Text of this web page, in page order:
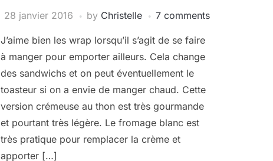
28 janvier 2016 by Christelle 7 comments
J’aime bien les wrap lorsqu’il s’agit de se faire
à manger pour emporter ailleurs. Cela change
des sandwichs et on peut éventuellement le
toasteur si on a envie de manger chaud. Cette
version crémeuse au thon est très gourmande
et pourtant très légère. Le fromage blanc est
très pratique pour remplacer la crème et
apporter […]